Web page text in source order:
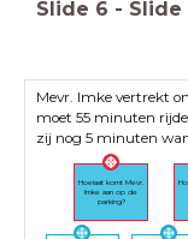
Slide 6 - Slide
Mevr. Imke vertrekt
moet 55 minuten
zij nog 5 minuten
Hoelaat komt Mevr.
Imke aan op de
parking?